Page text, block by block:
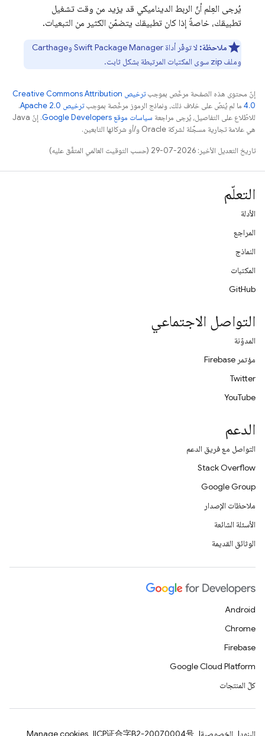
يُرجى العِلم أنّ الربط الديناميكي قد يزيد من وقت تشغيل
تطبيقك، خاصةً إذا كان تطبيقك يتضمّن الكثير من التبعيات.
ملاحظة:
لا توفّر أداة Swift Package Manager وCarthage
وملف zip سوى المكتبات المرتبطة بشكل ثابت.
إنّ محتوى هذه الصفحة مرخّص بموجب
ترخيص Creative Commons Attribution
4.0‏ ما لم يُنصّ على خلاف ذلك، ونماذج الرموز مرخّصة بموجبترخيص Apache 2.0‏
.
للاطّلاع على التفاصيل، يُرجى مراجعة سياسات موقع Google Developers‏
. إنّ Java
هي علامة تجارية مسجَّلة لشركة Oracle و/أو شركائها التابعين.
تاريخ التعديل الأخير: 2026-07-29 (حسب التوقيت العالمي المتفَّق عليه)
التعلّم
الأدلة
المراجع
النماذج
المكتبات
GitHub
التواصل الاجتماعي
المدوّنة
مؤتمر Firebase
Twitter
YouTube
الدعم
التواصل مع فريق الدعم
Stack Overflow
Google Group
ملاحظات الإصدار
الأسئلة الشائعة
الوثائق القديمة
Android
Chrome
Firebase
Google Cloud Platform
كلّ المنتجات
البنود الخصوصية ICP证合字B2-20070004号
Manage cookies